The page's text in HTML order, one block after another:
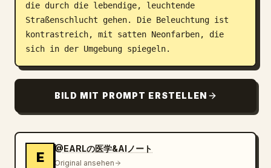
die durch die lebendige, leuchtende
Straßenschlucht gehen. Die Beleuchtung ist
kontrastreich, mit satten Neonfarben, die
sich in der Umgebung spiegeln.
BILD MIT PROMPT ERSTELLEN
E
@EARLの医学&AIノート
Original ansehen